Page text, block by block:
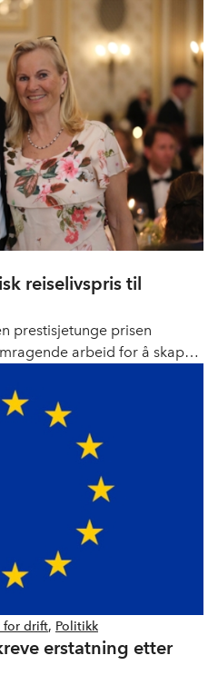
o
o
I
reiselivspris til
prestisjetunge prisen
arbeid for å skape
for drift, Politikk
erstatning etter